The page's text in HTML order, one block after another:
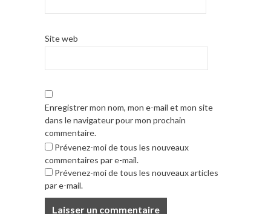
Site web
Enregistrer mon nom, mon e-mail et mon site
dans le navigateur pour mon prochain
commentaire.
Prévenez-moi de tous les nouveaux
commentaires par e-mail.
Prévenez-moi de tous les nouveaux articles
par e-mail.